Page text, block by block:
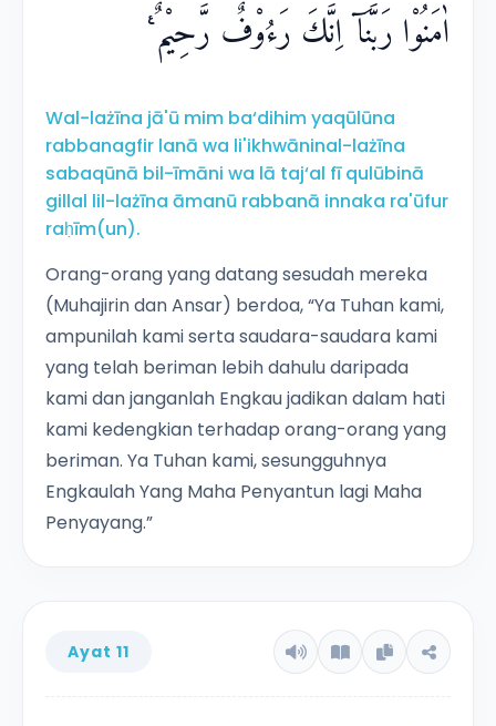
اٰمَنُوْا رَبَّنَآ اِنَّكَ رَءُوْفٌ رَّحِيْمٌ ࣖ
Wal-lażīna jā'ū mim ba‘dihim yaqūlūna
rabbanagfir lanā wa li'ikhwāninal-lażīna
sabaqūnā bil-īmāni wa lā taj‘al fī qulūbinā
gillal lil-lażīna āmanū rabbanā innaka ra'ūfur
raḥīm(un).
Orang-orang yang datang sesudah mereka
(Muhajirin dan Ansar) berdoa, “Ya Tuhan kami,
ampunilah kami serta saudara-saudara kami
yang telah beriman lebih dahulu daripada
kami dan janganlah Engkau jadikan dalam hati
kami kedengkian terhadap orang-orang yang
beriman. Ya Tuhan kami, sesungguhnya
Engkaulah Yang Maha Penyantun lagi Maha
Penyayang.”
Ayat 11